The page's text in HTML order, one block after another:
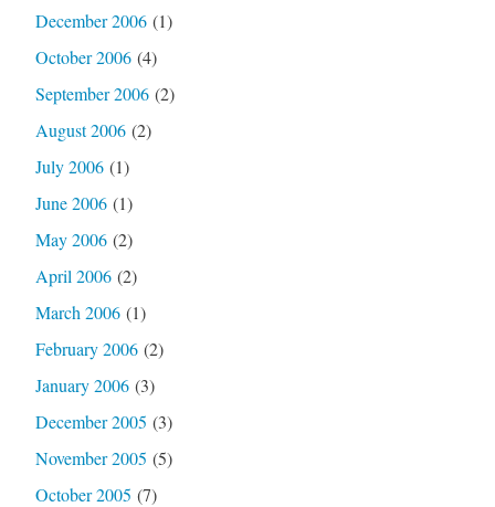
December 2006(1)
October 2006(4)
September 2006(2)
August 2006(2)
July 2006(1)
June 2006(1)
May 2006(2)
April 2006(2)
March 2006(1)
February 2006(2)
January 2006(3)
December 2005 (3)
November 2005 (5)
October 2005 (7)